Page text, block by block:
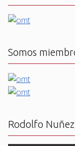
Somos
Rodolfo